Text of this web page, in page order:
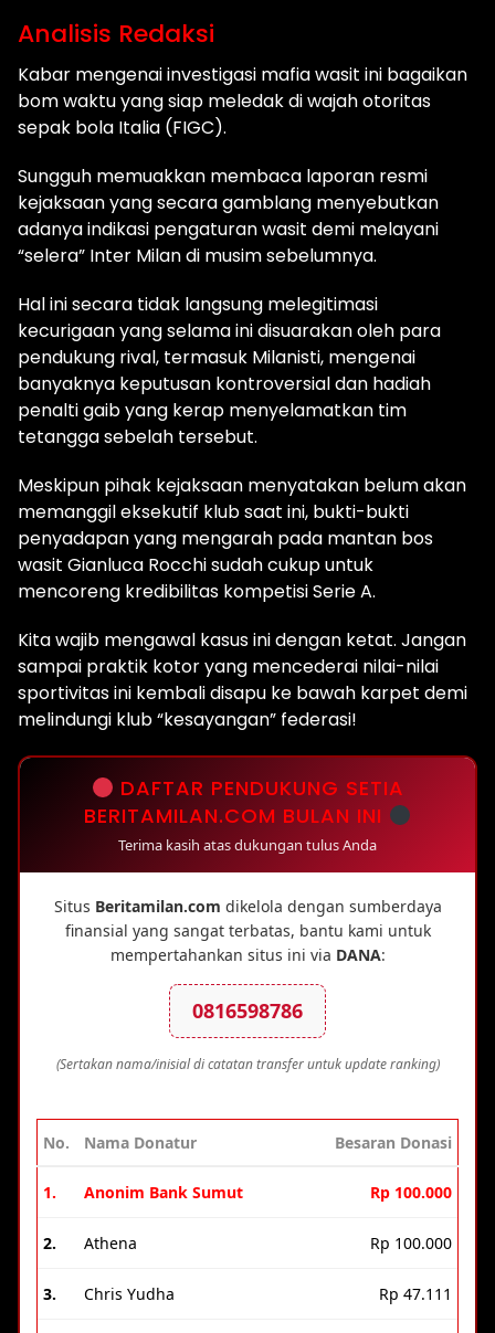
Analisis Redaksi
Kabar mengenai investigasi mafia wasit ini bagaikan
bom waktu yang siap meledak di wajah otoritas
sepak bola Italia (FIGC).
Sungguh memuakkan membaca laporan resmi
kejaksaan yang secara gamblang menyebutkan
adanya indikasi pengaturan wasit demi melayani
“selera” Inter Milan di musim sebelumnya.
Hal ini secara tidak langsung melegitimasi
kecurigaan yang selama ini disuarakan oleh para
pendukung rival, termasuk Milanisti, mengenai
banyaknya keputusan kontroversial dan hadiah
penalti gaib yang kerap menyelamatkan tim
tetangga sebelah tersebut.
Meskipun pihak kejaksaan menyatakan belum akan
memanggil eksekutif klub saat ini, bukti-bukti
penyadapan yang mengarah pada mantan bos
wasit Gianluca Rocchi sudah cukup untuk
mencoreng kredibilitas kompetisi Serie A.
Kita wajib mengawal kasus ini dengan ketat. Jangan
sampai praktik kotor yang mencederai nilai-nilai
sportivitas ini kembali disapu ke bawah karpet demi
melindungi klub “kesayangan” federasi!
DAFTAR PENDUKUNG SETIA
BERITAMILAN.COM BULAN INI
Terima kasih atas dukungan tulus Anda
Situs Beritamilan.com dikelola dengan sumberdaya
finansial yang sangat terbatas, bantu kami untuk
mempertahankan situs ini via DANA:
0816598786
(Sertakan nama/inisial di catatan transfer untuk update ranking)
No. Nama Donatur Besaran Donasi
1. Anonim Bank Sumut Rp 100.000
2. Athena Rp 100.000
3. Chris Yudha Rp 47.111